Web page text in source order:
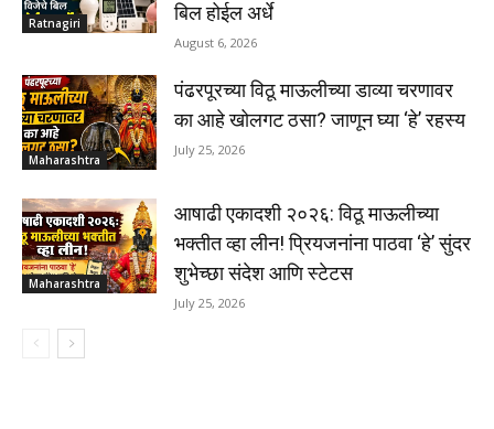
Ratnagiri
बिल होईल अर्धे
August 6, 2026
Maharashtra
पंढरपूरच्या विठू माऊलीच्या डाव्या चरणावर
का आहे खोलगट ठसा? जाणून घ्या ‘हे’ रहस्य
July 25, 2026
Maharashtra
आषाढी एकादशी २०२६: विठू माऊलीच्या
भक्तीत व्हा लीन! प्रियजनांना पाठवा ‘हे’ सुंदर
शुभेच्छा संदेश आणि स्टेटस
July 25, 2026